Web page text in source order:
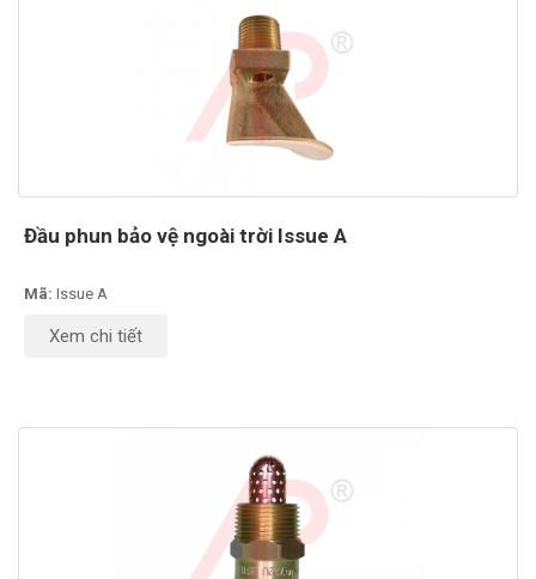
Đầu phun bảo vệ ngoài trời Issue A
Mã: Issue A
Xem chi tiết